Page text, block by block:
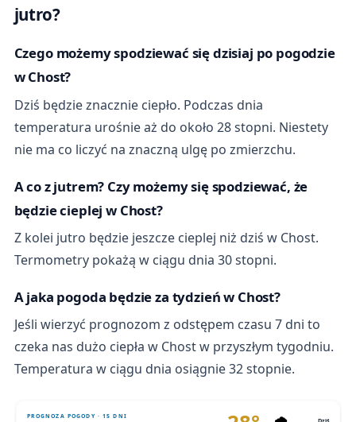
jutro?
Czego możemy spodziewać się dzisiaj po pogodzie
w Chost?
Dziś będzie znacznie ciepło. Podczas dnia
temperatura urośnie aż do około 28 stopni. Niestety
nie ma co liczyć na znaczną ulgę po zmierzchu.
A co z jutrem? Czy możemy się spodziewać, że
będzie cieplej w Chost?
Z kolei jutro będzie jeszcze cieplej niż dziś w Chost.
Termometry pokażą w ciągu dnia 30 stopni.
A jaka pogoda będzie za tydzień w Chost?
Jeśli wierzyć prognozom z odstępem czasu 7 dni to
czeka nas dużo ciepła w Chost w przyszłym tygodniu.
Temperatura w ciągu dnia osiągnie 32 stopnie.